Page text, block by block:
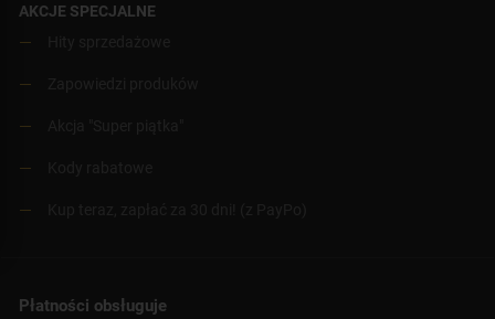
AKCJE SPECJALNE
Płatności obsługuje